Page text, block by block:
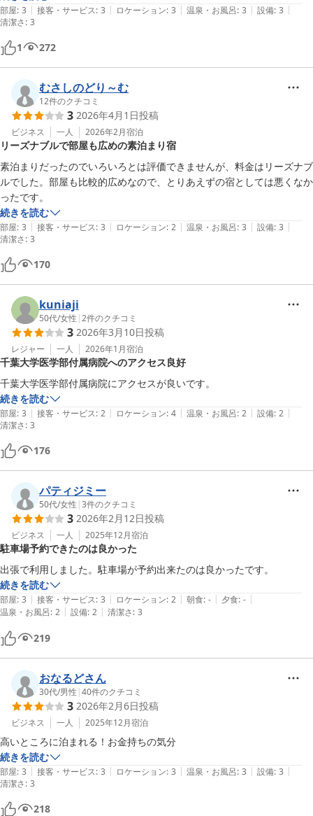
近くにスーパーと飲食店もあるので、短期滞在なら身の回り品最小限で
良さそう。
部屋: 3 | 接客・サービス: 3 | ロケーション: 3 | 温泉・お風呂: 3 | 設備: 3 |
清潔さ: 3
1 272
むさしのどり～む
12件のクチコミ
3 2026年4月1日投稿
ビジネス 一人 2026年2月宿泊
リーズナブルで部屋も広めの素泊まり宿
素泊まりだったのでいろいろとは評価できませんが、料金はリーズナブ
ルでした。部屋も比較的広めなので、とりあえずの宿としては悪くなか
ったです。
続きを読む
部屋: 3 | 接客・サービス: 3 | ロケーション: 2 | 温泉・お風呂: 3 | 設備: 3 |
清潔さ: 3
170
kuniaji
50代/女性 |2件のクチコミ
3 2026年3月10日投稿
レジャー 一人 2026年1月宿泊
千葉大学医学部付属病院へのアクセス良好
千葉大学医学部付属病院にアクセスが良いです。
続きを読む
部屋: 3 | 接客・サービス: 2 | ロケーション: 4 | 温泉・お風呂: 2 | 設備: 2 |
清潔さ: 3
176
パティジミー
50代/女性 |3件のクチコミ
3 2026年2月12日投稿
ビジネス 一人 2025年12月宿泊
駐車場予約できたのは良かった
出張で利用しました。駐車場が予約出来たのは良かったです。
続きを読む
部屋: 3 | 接客・サービス: 3 | ロケーション: 2 | 朝食: - | 夕食: - |
温泉・お風呂: 2 | 設備: 2 | 清潔さ: 3
219
おなるどさん
30代/男性 |40件のクチコミ
3 2026年2月6日投稿
ビジネス 一人 2025年12月宿泊
高いところに泊まれる！お金持ちの気分
続きを読む
部屋: 3 | 接客・サービス: 3 | ロケーション: 3 | 温泉・お風呂: 3 | 設備: 3 |
清潔さ: 3
218